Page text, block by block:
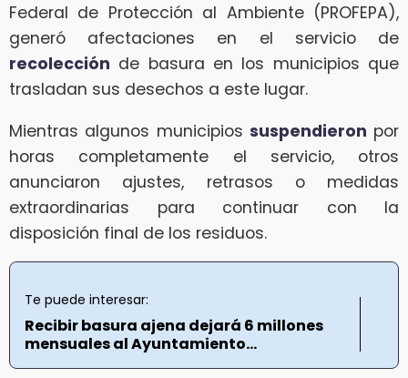
Federal de Protección al Ambiente (PROFEPA),
generó afectaciones en el servicio de
recolección de basura en los municipios que
trasladan sus desechos a este lugar.
Mientras algunos municipios suspendieron por
horas completamente el servicio, otros
anunciaron ajustes, retrasos o medidas
extraordinarias para continuar con la
disposición final de los residuos.
Te puede interesar:
Recibir basura ajena dejará 6 millones
mensuales al Ayuntamiento...